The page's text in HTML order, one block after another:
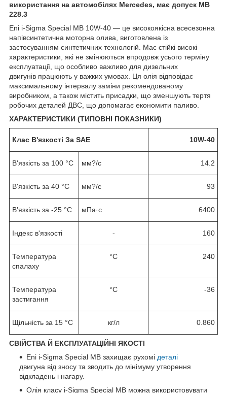
використання на автомобілях Mercedes, має допуск MB
228.3
Eni i-Sigma Special MB 10W-40 — це високоякісна всесезонна
напівсинтетична моторна олива, виготовлена із
застосуванням синтетичних технологій. Має стійкі високі
характеристики, які не змінюються впродовж усього терміну
експлуатації, що особливо важливо для дизельних
двигунів працюють у важких умовах. Ця олія відповідає
максимальному інтервалу заміни рекомендованому
виробником, а також містить присадки, що зменшують тертя
робочих деталей ДВС, що допомагає економити паливо.
ХАРАКТЕРИСТИКИ (ТИПОВНІ ПОКАЗНИКИ)
Клас В'язкості За SAE 10W-40
В'язкість за 100 °C мм?/с 14.2
В'язкість за 40 °C мм?/с 93
В'язкість за -25 °C мПа·с 6400
Індекс в'язкості - 160
Температура
спалаху
°C 240
Температура
застигання
°C -36
Щільність за 15 °C кг/л 0.860
СВІЙСТВА Й ЕКСПЛУАТАЦІЙНІ ЯКОСТІ
Eni i-Sigma Special MB захищає рухомі деталі
двигуна від зносу та зводить до мінімуму утворення
відкладень і нагару.
Олія класу i-Sigma Special MB можна використовувати